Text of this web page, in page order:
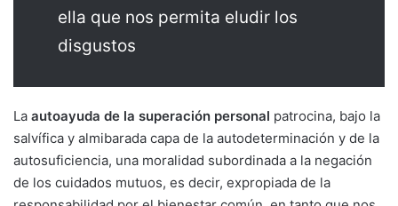
ella que nos permita eludir los
disgustos
La autoayuda de la superación personal patrocina, bajo la
salvífica y almibarada capa de la autodeterminación y de la
autosuficiencia, una moralidad subordinada a la negación
de los cuidados mutuos, es decir, expropiada de la